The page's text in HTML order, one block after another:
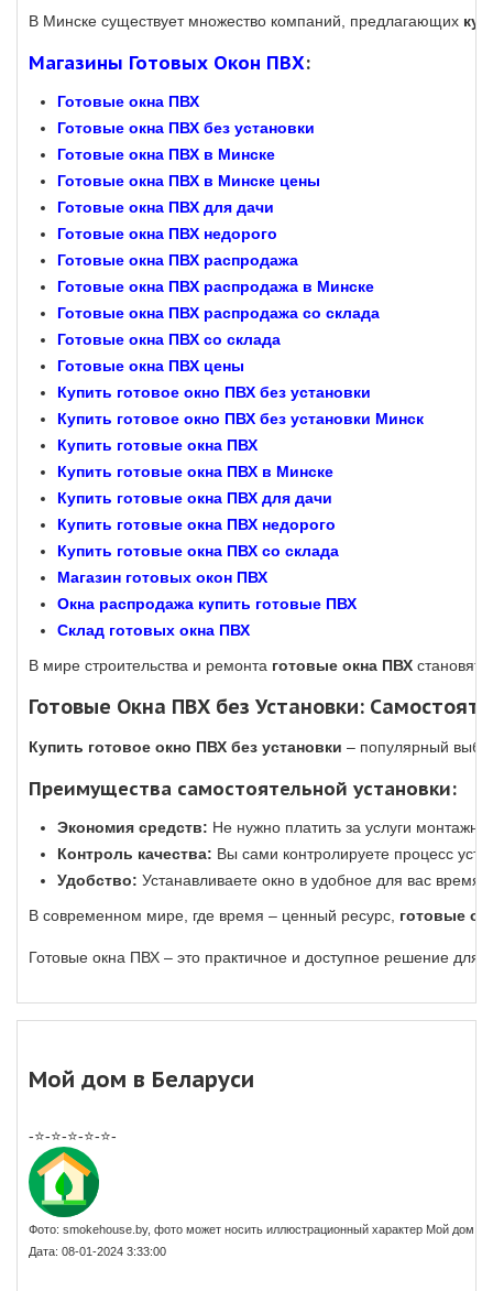
В Минске существует множество компаний, предлагающих
Магазины Готовых Окон ПВХ:
Готовые окна ПВХ
Готовые окна ПВХ без установки
Готовые окна ПВХ в Минске
Готовые окна ПВХ в Минске цены
Готовые окна ПВХ для дачи
Готовые окна ПВХ недорого
Готовые окна ПВХ распродажа
Готовые окна ПВХ распродажа в Минске
Готовые окна ПВХ распродажа со склада
Готовые окна ПВХ со склада
Готовые окна ПВХ цены
Купить готовое окно ПВХ без установки
Купить готовое окно ПВХ без установки Минск
Купить готовые окна ПВХ
Купить готовые окна ПВХ в Минске
Купить готовые окна ПВХ для дачи
Купить готовые окна ПВХ недорого
Купить готовые окна ПВХ со склада
Магазин готовых окон ПВХ
Окна распродажа купить готовые ПВХ
Склад готовых окна ПВХ
В мире строительства и ремонта готовые окна ПВХ
Готовые Окна ПВХ без Установки:
Купить готовое окно ПВХ без установки – популярный
Преимущества самостоятельной установки:
Экономия средств: Не нужно платить за услуги
Контроль качества: Вы сами контролируете процесс
Удобство: Устанавливаете окно в удобное для вас время.
В современном мире, где время – ценный ресурс, готовые
Готовые окна ПВХ – это практичное и доступное решение для
Мой дом в Беларуси
-⭐-⭐-⭐-⭐-⭐-
Фото: smokehouse.by, фото может носить иллюстрационный характер Мой дом в
Дата: 08-01-2024 3:33:00